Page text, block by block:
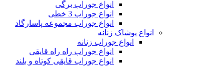
انواع جوراب برگی
انواع جوراب 3 خطی
انواع جوراب مجموعه پاسارگاد
انواع پوشاک زنانه
انواع جوراب زنانه
انواع جوراب راه راه قایقی
انواع جوراب قایقی کوتاه و بلند